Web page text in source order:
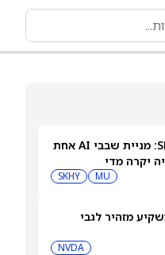
מיקרון או SK hynix: מניית שבבי AI אחת
יקרה מדי
MU
SKHY
מזהיר לגבי
NVDA